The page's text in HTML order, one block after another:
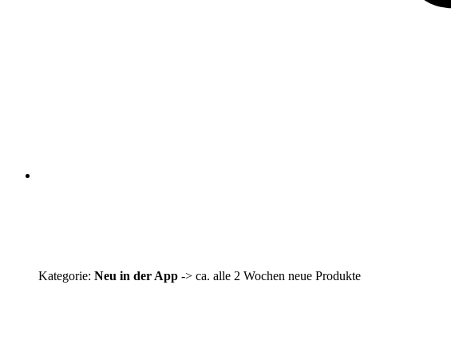
Kategorie: Neu in der App -> ca. alle 2 Wochen neue Produkte